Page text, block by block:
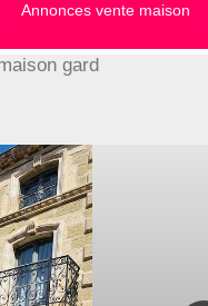
Annonces vente maison
gard